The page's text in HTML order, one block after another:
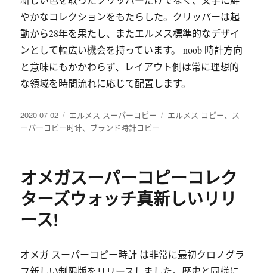
やかなコレクションをもたらした。クリッパーは起
動から28年を果たし、またエルメス標準的なデザイ
ンとして幅広い機会を持っています。 noob 時計方向
と意味にもかかわらず、レイアウト側は常に理想的
な領域を時間流れに応じて配置します。
发
布
2020-07-02
分
类
エルメス スーパーコピー
标
エルメス コピー、 ス
ーパーコピー时计、 ブランド時計コピー
オメガスーパーコピーコレク
ターズウォッチ真新しいリリ
ース!
オメガ スーパーコピー時計 は非常に最初クロノグラ